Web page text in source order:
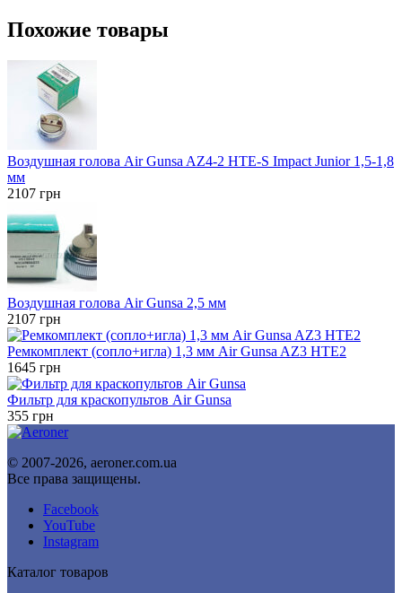
Похожие товары
Воздушная голова Air Gunsa AZ4-2 HTE-S Impact Junior 1,5-1,8
мм
2107 грн
Воздушная голова Air Gunsa 2,5 мм
2107 грн
Ремкомплект (сопло+игла) 1,3 мм Air Gunsa AZ3 HTE2
1645 грн
Фильтр для краскопультов Air Gunsa
355 грн
© 2007-2026, aeroner.com.ua
Все права защищены.
Facebook
YouTube
Instagram
Каталог товаров